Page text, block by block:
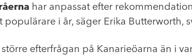
har anpassat efter
populärare i år, säger Erika Butterworth,
större efterfrågan på Kanarieöarna än i